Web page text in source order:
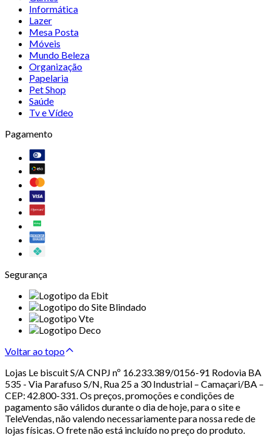
Informática
Lazer
Mesa Posta
Móveis
Mundo Beleza
Organização
Papelaria
Pet Shop
Saúde
Tv e Vídeo
Pagamento
Segurança
Voltar ao topo
Lojas Le biscuit S/A CNPJ nº 16.233.389/0156-91 Rodovia BA
535 - Via Parafuso S/N, Rua 25 a 30 Industrial – Camaçari/BA –
CEP: 42.800-331. Os preços, promoções e condições de
pagamento são válidos durante o dia de hoje, para o site e
TeleVendas, não valendo necessariamente para nossa rede de
lojas físicas. O frete não está incluído no preço do produto.